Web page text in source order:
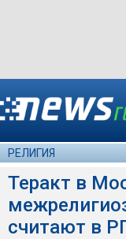
РЕЛИГИЯ
Теракт в
считают в